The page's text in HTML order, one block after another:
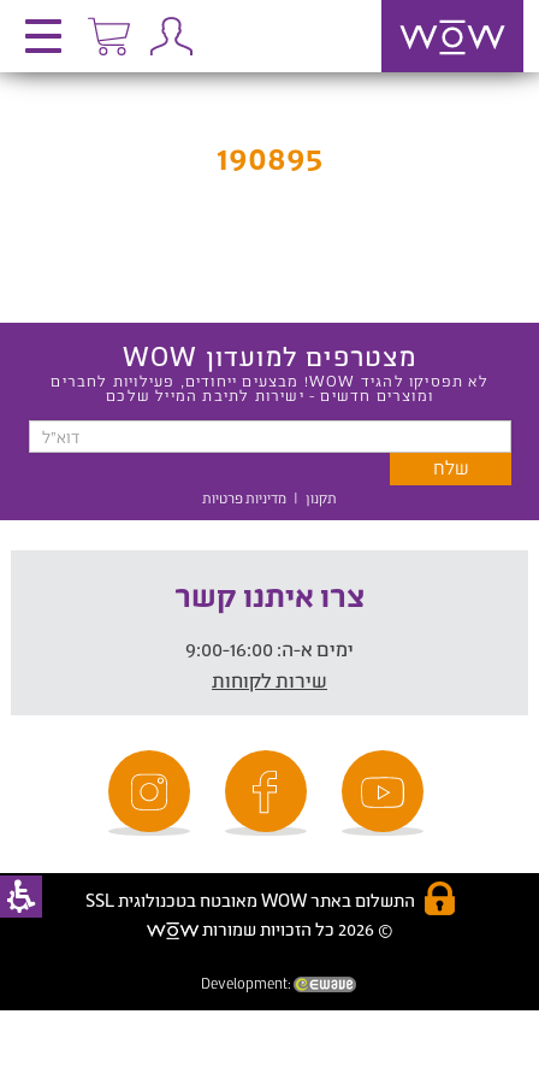
190895
מצטרפים למועדון WOW
לא תפסיקו להגיד WOW! מבצעים ייחודים, פעילויות לחברים
ומוצרים חדשים - ישירות לתיבת המייל שלכם
תקנון | מדיניות פרטיות
צרו איתנו קשר
ימים א-ה:
שירות לקוחות
התשלום באתר WOW מאובטח בטכנולוגית SSL
© 2026 כל הזכויות שמורות
Development: